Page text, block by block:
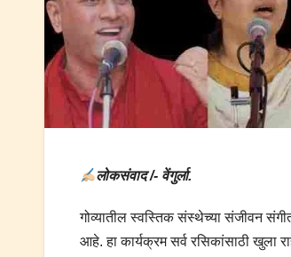
लोकसंवाद /- वेंगुर्ला.
गोव्यातील स्वस्तिक संस्थेच्या संजीवन
आहे. हा कार्यक्रम सर्व रसिकांसाठी खुला